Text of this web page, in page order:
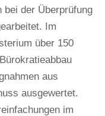
bei der Überprüfung
Im
über 150
aus
ausgewertet.
im